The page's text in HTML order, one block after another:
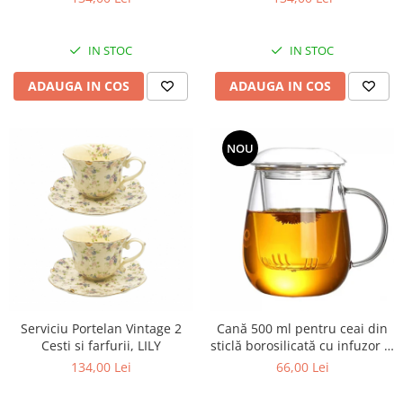
IN STOC
ADAUGA IN COS
IN STOC
ADAUGA IN COS
Serviciu Portelan Vintage 2
Cesti si farfurii, LILY
134,00 Lei
NOU
Cană 500 ml pentru ceai din
sticlă borosilicată cu infuzor și
capac
66,00 Lei